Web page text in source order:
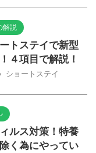
解説
トステイで新型
４項目で解説！
ショートステイ
ルス対策！特養
く為にやってい